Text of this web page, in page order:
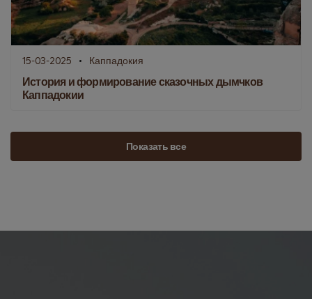
15-03-2025 Каппадокия
История и формирование сказочных дымчков
Каппадокии
Показать все